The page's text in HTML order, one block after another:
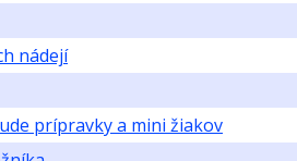
nádejí
prípravky a mini žiakov